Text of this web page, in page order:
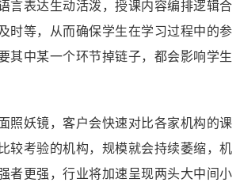
言表达生动活泼，授课内容编排逻辑合
时等，从而确保学生在学习过程中的参
其中某一个环节掉链子，都会影响学生
照妖镜，客户会快速对比各家机构的课
较考验的机构，规模就会持续萎缩，机
者更强，行业将加速呈现两头大中间小